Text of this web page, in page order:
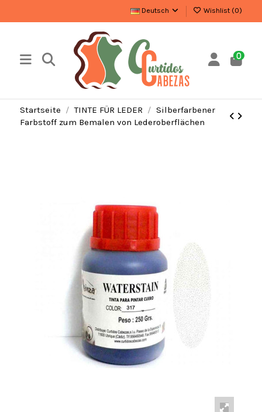
Deutsch Wishlist (0)
0
Startseite TINTE FÜR LEDER
Silberfarbener
Farbstoff zum Bemalen von Lederoberflächen